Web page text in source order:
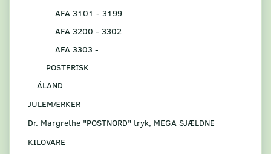
AFA 3101 - 3199
AFA 3200 - 3302
AFA 3303 -
POSTFRISK
ÅLAND
JULEMÆRKER
Dr. Margrethe "POSTNORD" tryk, MEGA SJÆLDNE
KILOVARE